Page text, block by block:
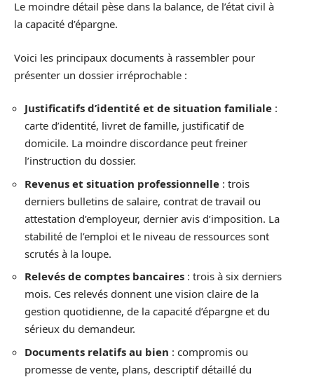
Le moindre détail pèse dans la balance, de l’état civil à
la capacité d’épargne.
Voici les principaux documents à rassembler pour
présenter un dossier irréprochable :
Justificatifs d’identité et de situation familiale :
carte d’identité, livret de famille, justificatif de
domicile. La moindre discordance peut freiner
l’instruction du dossier.
Revenus et situation professionnelle : trois
derniers bulletins de salaire, contrat de travail ou
attestation d’employeur, dernier avis d’imposition. La
stabilité de l’emploi et le niveau de ressources sont
scrutés à la loupe.
Relevés de comptes bancaires : trois à six derniers
mois. Ces relevés donnent une vision claire de la
gestion quotidienne, de la capacité d’épargne et du
sérieux du demandeur.
Documents relatifs au bien : compromis ou
promesse de vente, plans, descriptif détaillé du